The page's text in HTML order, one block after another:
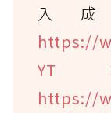
入
https://
YT
https://